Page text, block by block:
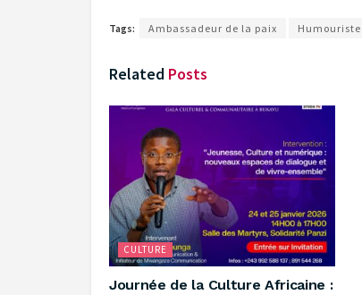
Tags: Ambassadeur de la paix Humouriste
Related Posts
CULTURE
Journée de la Culture Africaine :